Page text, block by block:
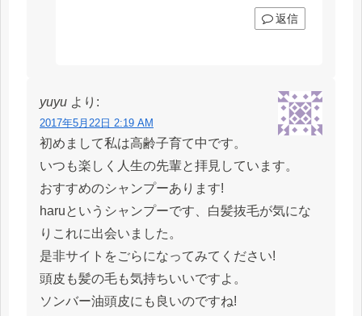
返信
yuyu より:
2017年5月22日 2:19 AM
初めまして私は高齢子育て中です。
いつも楽しく人生の先輩と拝見しています。
おすすめのシャンプーあります!
haruというシャンプーです、白髪抜毛が気にな
りこれに出会いました。
是非サイトをごらになってみてください!
頭皮も髪の毛も気持ちいいですよ。
ソンバー油頭皮にも良いのですね!